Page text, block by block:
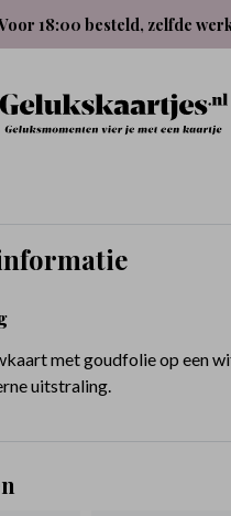
18:00 besteld, zelfde
met goudfolie op een
uitstraling.